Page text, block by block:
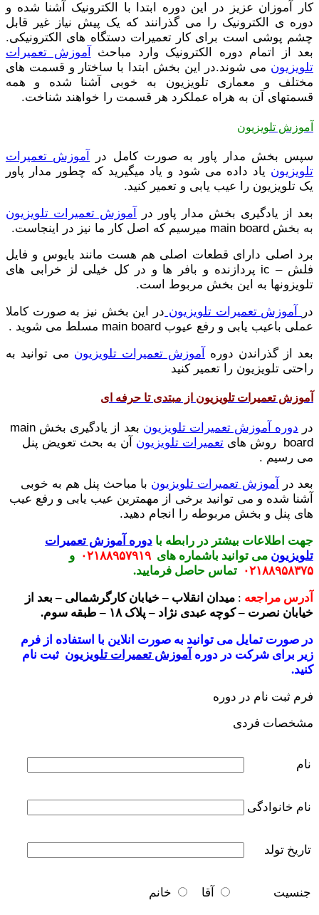
کار آموزان عزیز در این دوره ابتدا با الکترونیک آشنا شده و
دوره ی الکترونیک را می گذرانند که یک پیش نیاز غیر قابل
چشم پوشی است برای کار تعمیرات دستگاه های الکترونیکی.
بعد از اتمام دوره الکترونیک وارد مباحث
آموزش تعمیرات
تلویزیون می شوند.در این بخش ابتدا با ساختار و قسمت های
مختلف و معماری تلویزیون به خوبی آشنا شده و همه
قسمتهای آن به هراه عملکرد هر قسمت را خواهند شناخت.
آموزش تلویزیون
سپس بخش مدار پاور به صورت کامل در
آموزش تعمیرات
تلویزیون یاد داده می شود و یاد میگیرید که چطور مدار پاور
یک تلویزیون را عیب یابی و تعمیر کنید.
بعد از یادگیری بخش مدار پاور در
آموزش تعمیرات تلویزیون
به بخش main board میرسیم که اصل کار ما نیز در اینجاست.
برد اصلی دارای قطعات اصلی هم هست مانند بایوس و فایل
فلش – ic پردازنده و بافر ها و در کل خیلی لز خرابی های
تلویزونها به این بخش مربوط است.
در
آموزش تعمیرات تلویزیون در این بخش نیز به صورت کاملا
عملی باعیب یابی و رفع عیوب main board مسلط می شوید .
بعد از گذراندن دوره
آموزش تعمیرات تلویزیون می توانید به
راحتی تلویزیون را تعمیر کنید
آموزش تعمیرات تلویزیون از مبتدی تا حرفه ای
در دوره آموزش تعمیرات تلویزیون
بعد از یادگیری بخش main
board روش های
تعمیرات تلویزیون آن به بحث تعویض پنل
می رسیم .
بعد در
آموزش تعمیرات تلویزیون با مباحث پنل هم به خوبی
آشنا شده و می توانید برخی از مهمترین عیب یابی و رفع عیب
های پنل و بخش مربوطه را انجام دهید.
جهت اطلاعات بیشتر در رابطه با دوره آموزش تعمیرات
تلویزیون می توانید باشماره های ۰۲۱۸۸۹۵۷۹۱۹ و
۰۲۱۸۸۹۵۸۳۷۵ تماس حاصل فرمایید.
آدرس مراجعه : میدان انقلاب – خیابان کارگرشمالی – بعد از
خیابان نصرت – کوچه عبدی نژاد – پلاک ۱۸ – طبقه سوم.
در صورت تمایل می توانید به صورت انلاین با استفاده از فرم
زیر برای شرکت در دوره آموزش تعمیرات تلویزیون ثبت نام
کنید.
فرم ثبت نام در دوره
مشخصات فردی
نام
نام خانوادگی
تاریخ تولد
جنسیت آقا خانم